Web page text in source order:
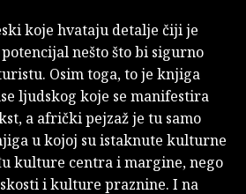
koje hvataju detalje čiji je
nešto što bi sigurno
Osim toga, to je knjiga
ljudskog koje se manifestira
a afrički pejzaž je tu samo
u kojoj su istaknute kulturne
kulture centra i margine, nego
i kulture praznine. I na